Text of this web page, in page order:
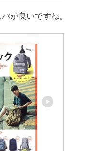
が良いですね。